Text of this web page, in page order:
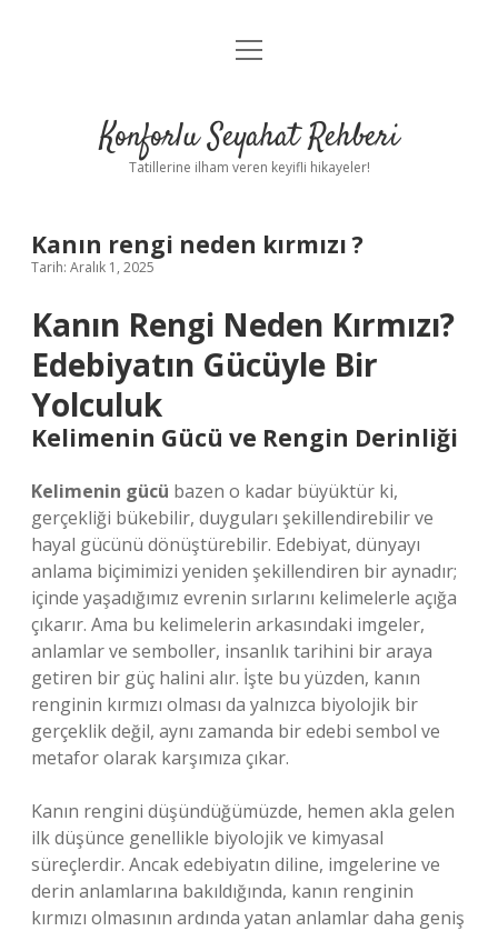
Anasayfa
Yasal Uyarı
menüyü
Konforlu Seyahat Rehberi
Tatillerine ilham veren keyifli hikayeler!
Kanın rengi neden kırmızı ?
Tarih: Aralık 1, 2025
Kanın Rengi Neden Kırmızı?
Edebiyatın Gücüyle Bir
Yolculuk
Kelimenin Gücü ve Rengin Derinliği
Kelimenin gücü bazen o kadar büyüktür ki,
gerçekliği bükebilir, duyguları şekillendirebilir ve
hayal gücünü dönüştürebilir. Edebiyat, dünyayı
anlama biçimimizi yeniden şekillendiren bir aynadır;
içinde yaşadığımız evrenin sırlarını kelimelerle açığa
çıkarır. Ama bu kelimelerin arkasındaki imgeler,
anlamlar ve semboller, insanlık tarihini bir araya
getiren bir güç halini alır. İşte bu yüzden, kanın
renginin kırmızı olması da yalnızca biyolojik bir
gerçeklik değil, aynı zamanda bir edebi sembol ve
metafor olarak karşımıza çıkar.
Kanın rengini düşündüğümüzde, hemen akla gelen
ilk düşünce genellikle biyolojik ve kimyasal
süreçlerdir. Ancak edebiyatın diline, imgelerine ve
derin anlamlarına bakıldığında, kanın renginin
kırmızı olmasının ardında yatan anlamlar daha geniş